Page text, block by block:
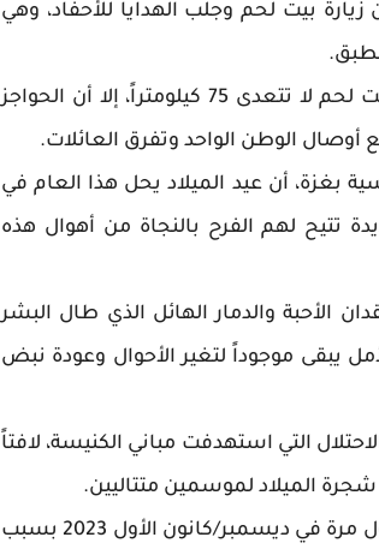
زيارة بيت لحم وجلب الهدايا للأحفاد، وهي
ورغم أن المسافة الجغرافية بين مدينتي غزة ومهد المسيح في بيت لحم لا تتعدى 75 كيلومتراً، إلا أن الحواجز
الوطن الواحد وتفرق العائلات.
بغزة، أن عيد الميلاد يحل هذا العام في
تتيح لهم الفرح بالنجاة من أهوال هذه
الأحبة والدمار الهائل الذي طال البشر
يبقى موجوداً لتغير الأحوال وعودة نبض
بصواريخ الاحتلال التي استهدفت مباني الكنيسة، لافتاً
الميلاد لموسمين متتاليين.
واستعرض الجلدة المحطات المؤلمة، حيث غابت إضاءة الشجرة لأول مرة في ديسمبر/كانون الأول 2023 بسبب